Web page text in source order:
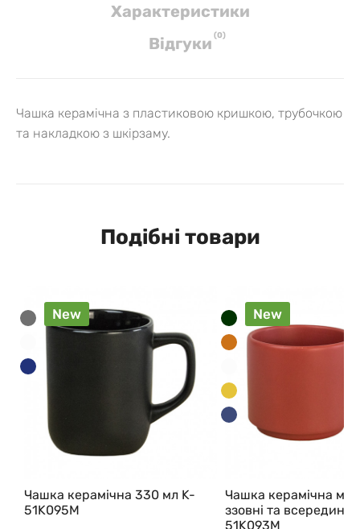
Характеристики
Вiдгуки (0)
Чашка керамічна з пластиковою кришкою, трубочкою
та накладкою з шкірзаму.
Подібні товари
New
Чашка керамічна 330 мл K-
51K095M
New
Чашка керамічна
ззовні та всередині,
51K093M